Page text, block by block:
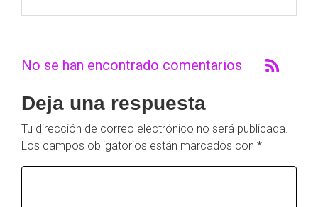
No se han encontrado comentarios
Deja una respuesta
Tu dirección de correo electrónico no será publicada.
Los campos obligatorios están marcados con *